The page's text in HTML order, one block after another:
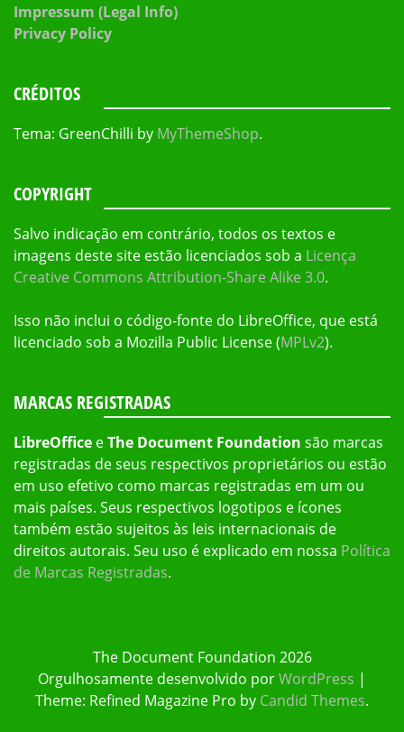
Impressum (Legal Info)
Privacy Policy
CRÉDITOS
Tema: GreenChilli by MyThemeShop.
COPYRIGHT
Salvo indicação em contrário, todos os textos e
imagens deste site estão licenciados sob a Licença
Creative Commons Attribution-Share Alike 3.0.
Isso não inclui o código-fonte do LibreOffice, que está
licenciado sob a Mozilla Public License (MPLv2).
MARCAS REGISTRADAS
LibreOffice eThe Document Foundation são marcas
registradas de seus respectivos proprietários ou estão
em uso efetivo como marcas registradas em um ou
mais países. Seus respectivos logotipos e ícones
também estão sujeitos às leis internacionais de
direitos autorais. Seu uso é explicado em nossa Política
de Marcas Registradas.
The Document Foundation 2026
Orgulhosamente desenvolvido porWordPress |
Theme: Refined Magazine Pro by Candid Themes.